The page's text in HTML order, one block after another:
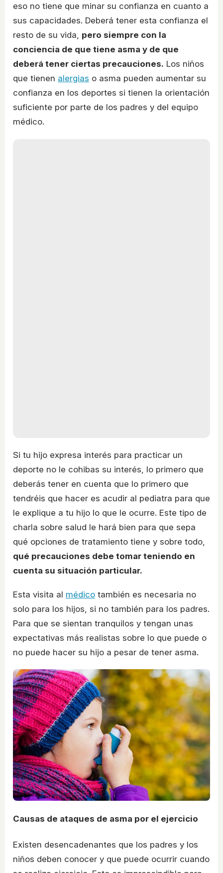
eso no tiene que minar su confianza en cuanto a
sus capacidades. Deberá tener esta confianza el
resto de su vida, pero siempre con la
conciencia de que tiene asma y de que
deberá tener ciertas precauciones. Los niños
que tienen alergias o asma pueden aumentar su
confianza en los deportes si tienen la orientación
suficiente por parte de los padres y del equipo
médico.
Si tu hijo expresa interés para practicar un
deporte no le cohibas su interés, lo primero que
deberás tener en cuenta que lo primero que
tendréis que hacer es acudir al pediatra para que
le explique a tu hijo lo que le ocurre. Este tipo de
charla sobre salud le hará bien para que sepa
qué opciones de tratamiento tiene y sobre todo,
qué precauciones debe tomar teniendo en
cuenta su situación particular.
Esta visita al médico también es necesaria no
solo para los hijos, si no también para los padres.
Para que se sientan tranquilos y tengan unas
expectativas más realistas sobre lo que puede o
no puede hacer su hijo a pesar de tener asma.
Causas de ataques de asma por el ejercicio
Existen desencadenantes que los padres y los
niños deben conocer y que puede ocurrir cuando